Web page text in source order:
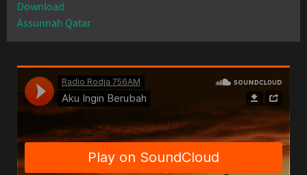
Download
Assunnah Qatar